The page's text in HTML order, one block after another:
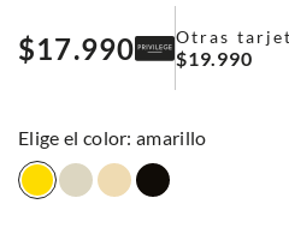
$17.990 Otras
$19.990
: amarillo